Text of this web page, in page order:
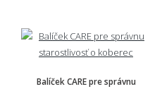
Balíček CARE pre správnu